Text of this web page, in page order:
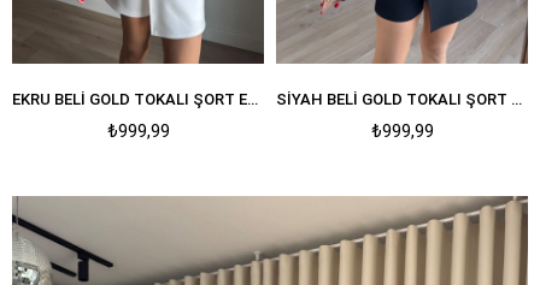
EKRU BELI GOLD TOKALI ŞORT ETEK
₺999,99
SIYAH BELI GOLD TOKALI ŞORT ETEK
₺999,99